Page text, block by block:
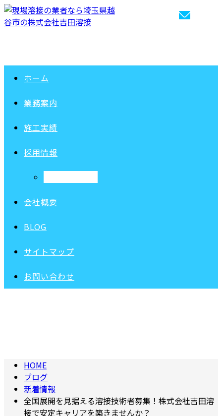
ホーム
業務案内
施工実績
採用情報
会社概要
BLOG
サイトマップ
お問い合わせ
HOME
ブログ
新着情報
全国展開を見据える溶接技術者募集！株式会社吉田溶
接で安定キャリアを築きませんか？